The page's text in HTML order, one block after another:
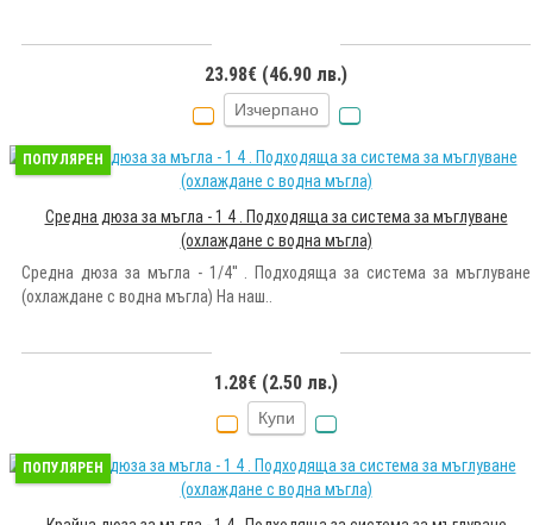
23.98€ (46.90 лв.)
Изчерпано
ПОПУЛЯРЕН
Средна дюза за мъгла - 1 4 . Подходяща за система за мъглуване
(охлаждане с водна мъгла)
Средна дюза за мъгла - 1/4'' . Подходяща за система за мъглуване
(охлаждане с водна мъгла) На наш..
1.28€ (2.50 лв.)
Купи
ПОПУЛЯРЕН